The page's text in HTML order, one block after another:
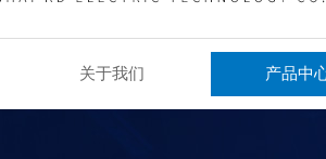
关于我们 产品中